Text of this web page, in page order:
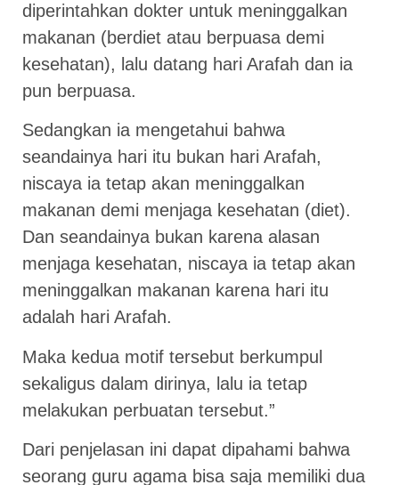
diperintahkan dokter untuk meninggalkan
makanan (berdiet atau berpuasa demi
kesehatan), lalu datang hari Arafah dan ia
pun berpuasa.
Sedangkan ia mengetahui bahwa
seandainya hari itu bukan hari Arafah,
niscaya ia tetap akan meninggalkan
makanan demi menjaga kesehatan (diet).
Dan seandainya bukan karena alasan
menjaga kesehatan, niscaya ia tetap akan
meninggalkan makanan karena hari itu
adalah hari Arafah.
Maka kedua motif tersebut berkumpul
sekaligus dalam dirinya, lalu ia tetap
melakukan perbuatan tersebut.”
Dari penjelasan ini dapat dipahami bahwa
seorang guru agama bisa saja memiliki dua